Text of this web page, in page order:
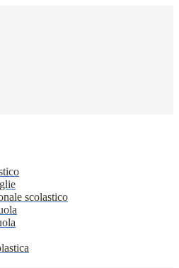
scolastico